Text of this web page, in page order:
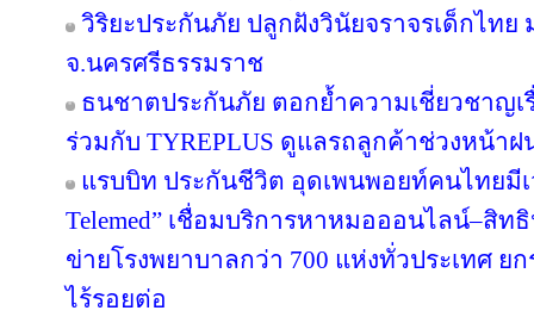
วิริยะประกันภัย ปลูกฝังวินัยจราจรเด็กไท
จ.นครศรีธรรมราช
ธนชาตประกันภัย ตอกย้ำความเชี่ยวชาญเ
ร่วมกับ TYREPLUS ดูแลรถลูกค้าช่วงหน้า
แรบบิท ประกันชีวิต อุดเพนพอยท์คนไทยมีเ
Telemed” เชื่อมบริการหาหมอออนไลน์–สิ
ข่ายโรงพยาบาลกว่า 700 แห่งทั่วประเทศ
ไร้รอยต่อ